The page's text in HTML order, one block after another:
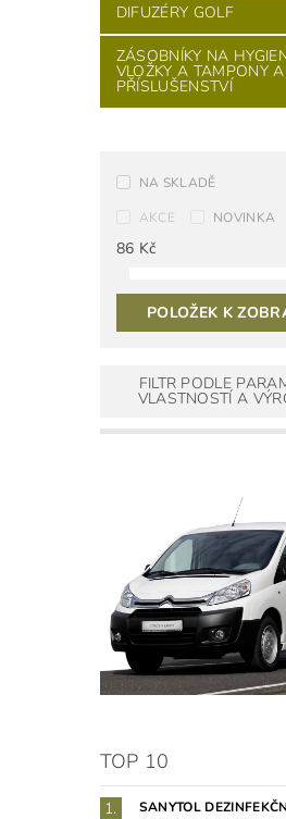
DIFUZÉRY GOLF
ZÁSOBNÍKY NA
VLOŽKY A TAMPONY A
PŘÍSLUŠENSTVÍ
NA SKLADĚ
AKCE
NOVINKA
86 Kč
POLOŽEK K
FILTR PODLE
VLASTNOSTÍ A
TOP 10
SANYTOL